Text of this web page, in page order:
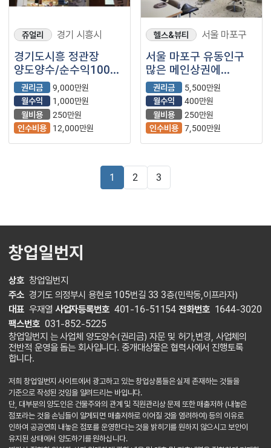
쥬얼리 경기 시흥시
경기도시흥 정관장
양도양수/순수익1000/
직접운영
권리금
9,000만원
월수익
1,000만원
월비용
250만원
인수비용
12,000만원
헬스&뷰티 서울 마포구
서울 마포구 유동인구
많은 메인상권에
자리잡힌 미용실 매장
양도양수 합니다.
권리금
5,500만원
월수익
400만원
월비용
250만원
인수비용 7,500만원
1 2 3
창업일번지
상호 창업일번지
주소 경기도 의정부시 용현로 105번길 33 3층(민락동,이프라자)
대표 우재열 사업자등록번호 401-16-51154 전화번호 1644-3020
팩스번호 031-852-5225
창업일번지 는 사업체 양도양수(권리금) 자문 및 허가,변경, 사업체의
전반적 운영을 돕는 회사입니다. 중개대상물은 협력사에서 진행토록
합니다.
저희 창업일번지 사이트에서 광고하고 있는 창업상품들은 실제 존재하는 것들을
기준으로 작성된 것임을 알려드리는 바입니다.
단, 대부분의 양도인은 건물주와의 관계 및 직원관리상 문제 또한 매출저하 (내놓은
점포라는 것을 손님들이 알게되면 매출저하로 이어질 것을 염려하여) 등의 이유로
인하여 공공연희 내놓은 점포를 운영한다는 것을 밝히기를 원하지 않으시고 보안이
유지된 상태에서 양도하기를 원하십니다.